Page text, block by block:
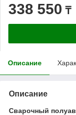
338 550 ₸
Описание
Описание
Сварочный